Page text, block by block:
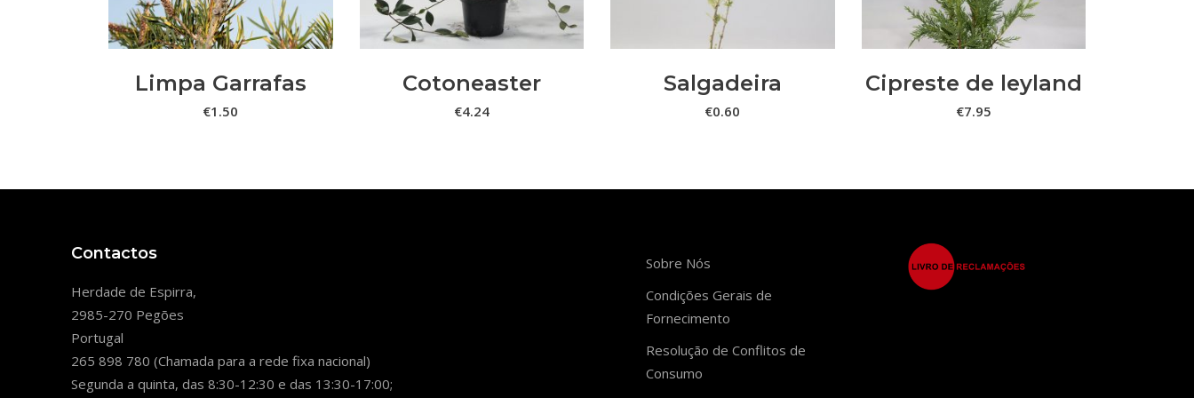
Limpa Garrafas
€1.50
variants.
The
Cotoneaster
€4.24
Salgadeira
€0.60
may
Cipreste de leyland
€7.95
Contactos
Herdade de Espirra,
2985-270 Pegões
Portugal
265 898 780 (Chamada para a rede fixa nacional)
Segunda a quinta, das 8:30-12:30 e das 13:30-17:00;
Sobre Nós
Condições Gerais de
Fornecimento
Resolução de Conflitos de
Consumo